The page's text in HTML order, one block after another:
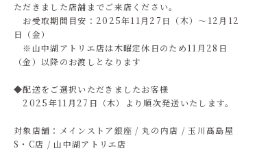
ただきました店舗までご来店ください。
お受取期間目安：2025年11月27日（木）～12月12
日（金）
※山中湖アトリエ店は木曜定休日のため11月28日
（金）以降のお渡しとなります
◆配送をご選択いただきましたお客様
2025年11月27日（木）より順次発送いたします。
対象店舗：メインストア銀座 / 丸の内店 / 玉川髙島屋
S・C店 / 山中湖アトリエ店